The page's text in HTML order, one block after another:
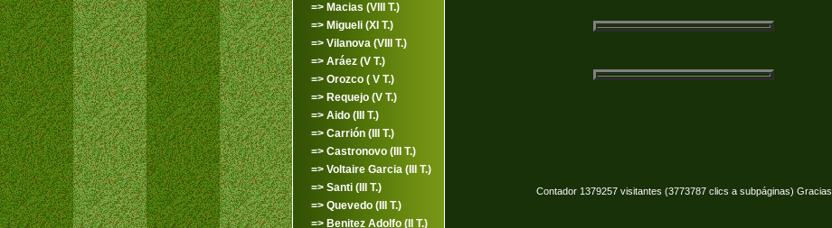
=> Macias (VIII T.)
=> Migueli (XI T.)
=> Vilanova (VIII T.)
=> Aráez (V T.)
=> Orozco ( V T.)
=> Requejo (V T.)
=> Aido (III T.)
=> Carrión (III T.)
=> Castronovo (III T.)
=> Voltaire Garcia (III T.)
=> Santi (III T.)
=> Quevedo (III T.)
=> Benitez Adolfo (II T.)
Contador 1379257 visitantes (3773787 clics a subpáginas) Gracias